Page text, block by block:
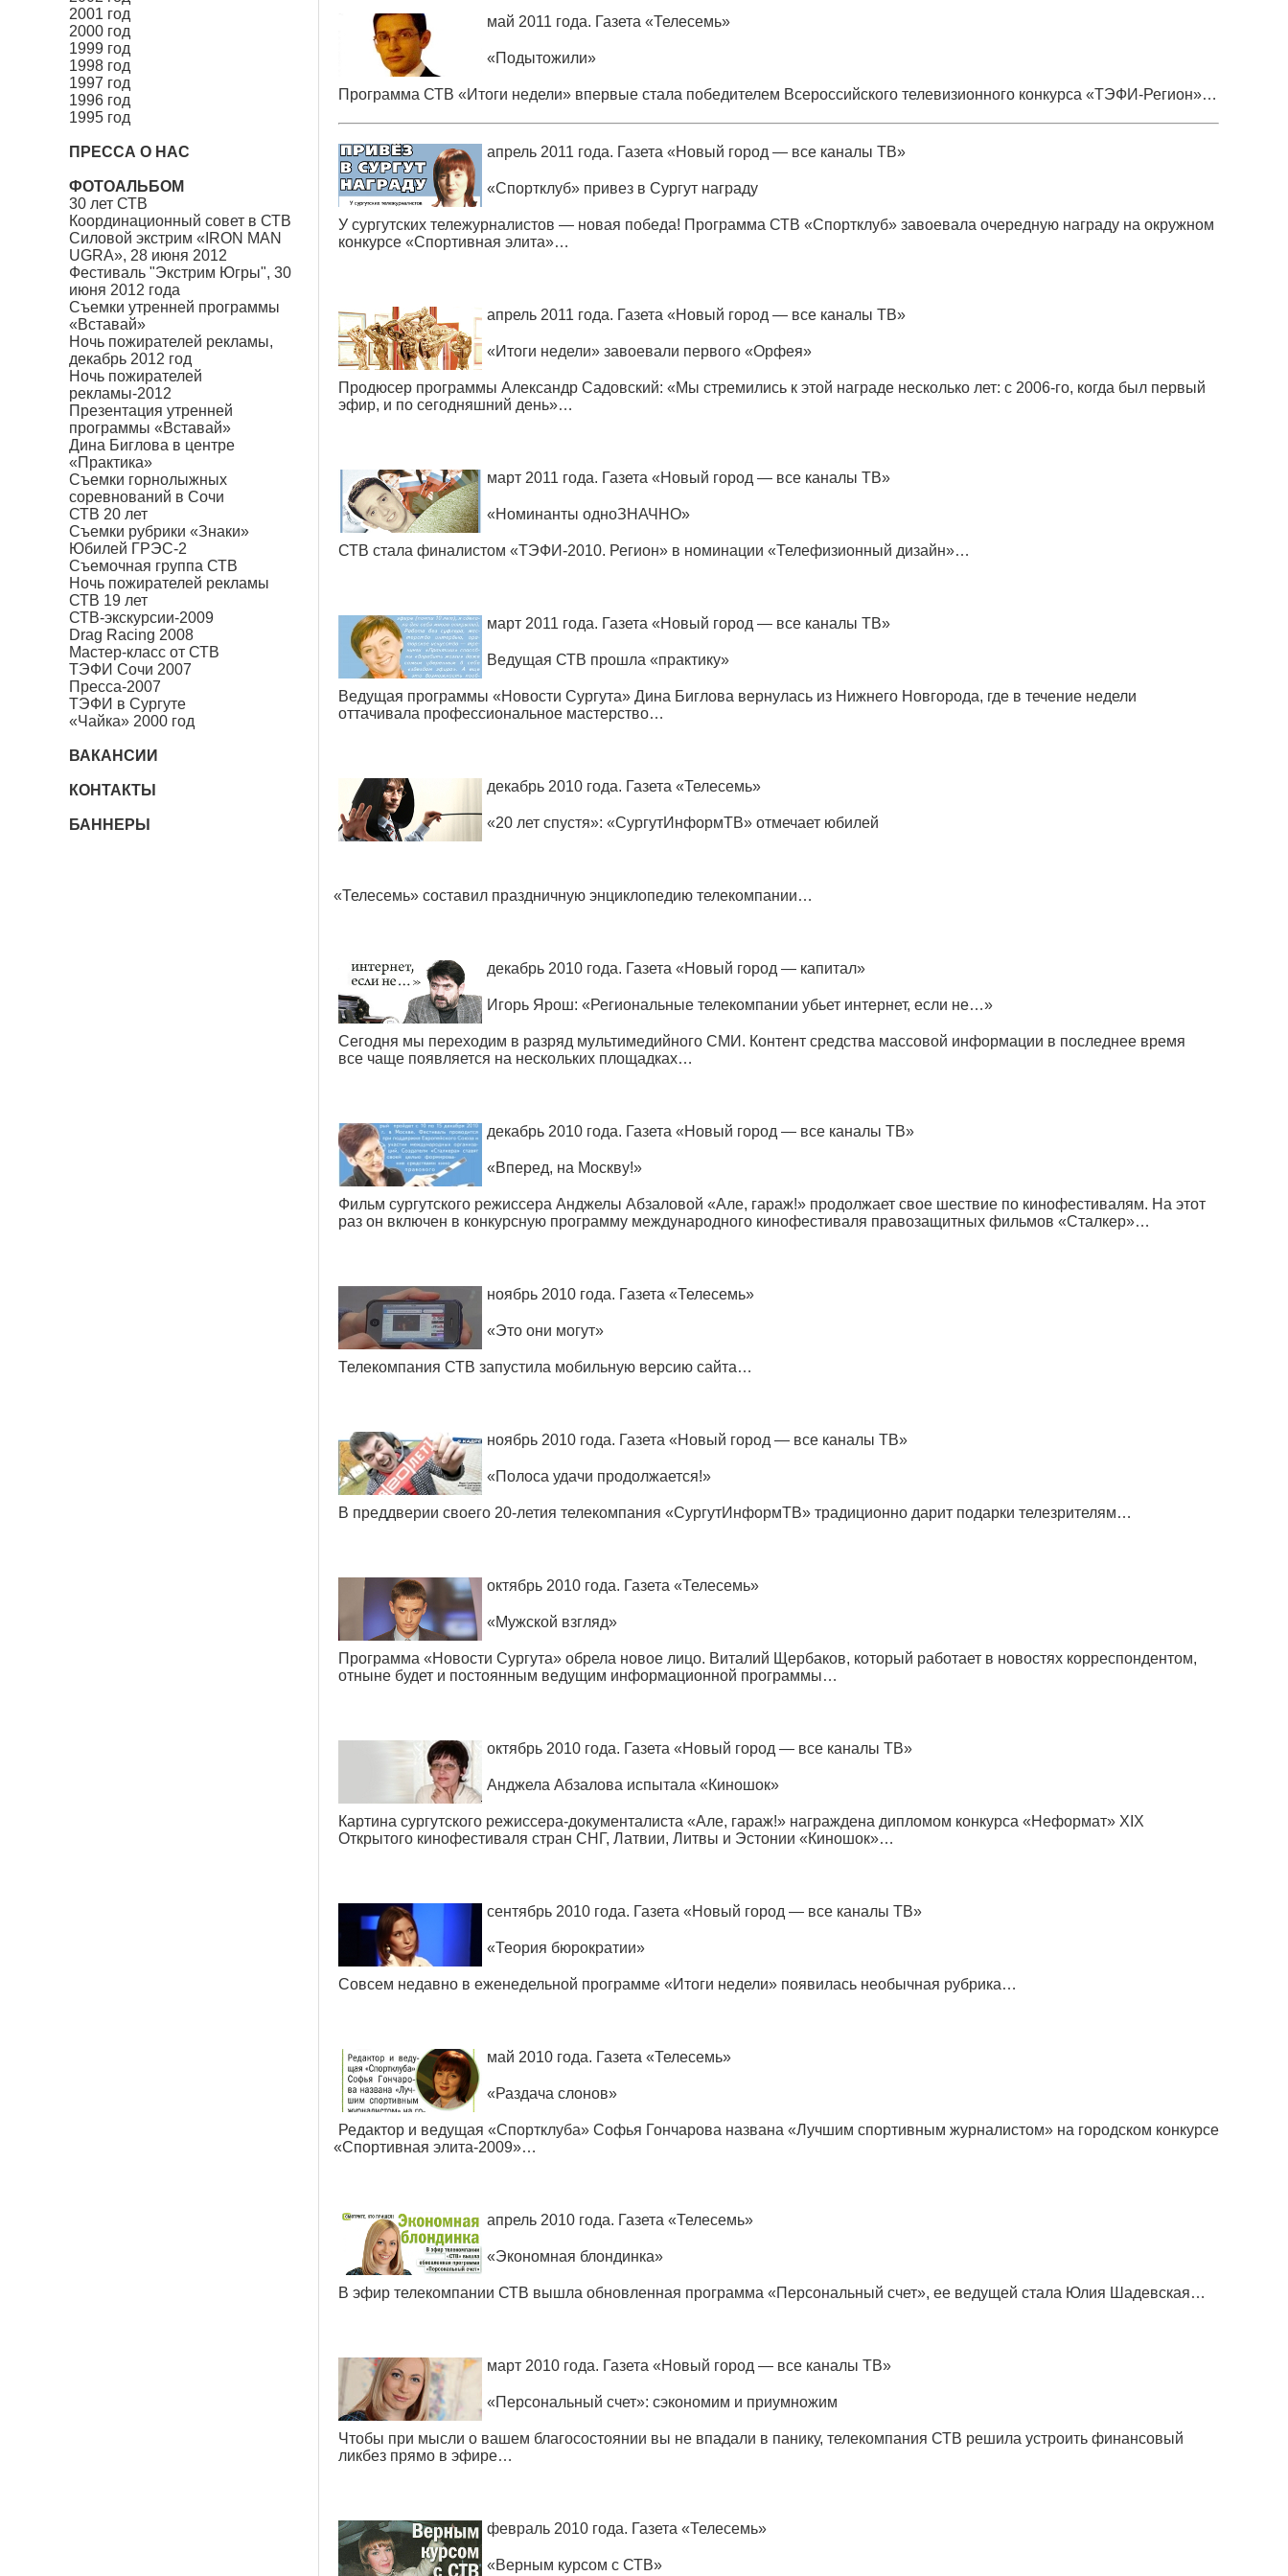
май 2011 года. Газета «Телесемь»
«Подытожили»
Программа СТВ «Итоги недели» впервые стала победителем Всероссийского телевизионного конкурса «ТЭФИ-Регион»…
апрель 2011 года. Газета «Новый город — все каналы ТВ»
«Спортклуб» привез в Сургут награду
У сургутских тележурналистов — новая победа! Программа СТВ «Спортклуб» завоевала очередную награду на окружном
конкурсе «Спортивная элита»…
апрель 2011 года. Газета «Новый город — все каналы ТВ»
«Итоги недели» завоевали первого «Орфея»
Продюсер программы Александр Садовский: «Мы стремились к этой награде несколько лет: с 2006-го, когда был первый
эфир, и по сегодняшний день»…
март 2011 года. Газета «Новый город — все каналы ТВ»
«Номинанты одноЗНАЧНО»
СТВ стала финалистом «ТЭФИ-2010. Регион» в номинации «Телефизионный дизайн»…
март 2011 года. Газета «Новый город — все каналы ТВ»
Ведущая СТВ прошла «практику»
Ведущая программы «Новости Сургута» Дина Биглова вернулась из Нижнего Новгорода, где в течение недели
оттачивала профессиональное мастерство…
декабрь 2010 года. Газета «Телесемь»
«20 лет спустя»: «СургутИнформТВ» отмечает юбилей
«Телесемь» составил праздничную энциклопедию телекомпании…
декабрь 2010 года. Газета «Новый город — капитал»
Игорь Ярош: «Региональные телекомпании убьет интернет, если не…»
Сегодня мы переходим в разряд мультимедийного СМИ. Контент средства массовой информации в последнее время
все чаще появляется на нескольких площадках…
декабрь 2010 года. Газета «Новый город — все каналы ТВ»
«Вперед, на Москву!»
Фильм сургутского режиссера Анджелы Абзаловой «Але, гараж!» продолжает свое шествие по кинофестивалям. На этот
раз он включен в конкурсную программу международного кинофестиваля правозащитных фильмов «Сталкер»…
ноябрь 2010 года. Газета «Телесемь»
«Это они могут»
Телекомпания СТВ запустила мобильную версию сайта…
ноябрь 2010 года. Газета «Новый город — все каналы ТВ»
«Полоса удачи продолжается!»
В преддверии своего 20-летия телекомпания «СургутИнформТВ» традиционно дарит подарки телезрителям…
октябрь 2010 года. Газета «Телесемь»
«Мужской взгляд»
Программа «Новости Сургута» обрела новое лицо. Виталий Щербаков, который работает в новостях корреспондентом,
отныне будет и постоянным ведущим информационной программы…
октябрь 2010 года. Газета «Новый город — все каналы ТВ»
Анджела Абзалова испытала «Киношок»
Картина сургутского режиссера-документалиста «Але, гараж!» награждена дипломом конкурса «Неформат» XIX
Открытого кинофестиваля стран СНГ, Латвии, Литвы и Эстонии «Киношок»…
сентябрь 2010 года. Газета «Новый город — все каналы ТВ»
«Теория бюрократии»
Совсем недавно в еженедельной программе «Итоги недели» появилась необычная рубрика…
май 2010 года. Газета «Телесемь»
«Раздача слонов»
Редактор и ведущая «Спортклуба» Софья Гончарова названа «Лучшим спортивным журналистом» на городском конкурсе
«Спортивная элита-2009»…
апрель 2010 года. Газета «Телесемь»
«Экономная блондинка»
В эфир телекомпании СТВ вышла обновленная программа «Персональный счет», ее ведущей стала Юлия Шадевская…
март 2010 года. Газета «Новый город — все каналы ТВ»
«Персональный счет»: сэкономим и приумножим
Чтобы при мысли о вашем благосостоянии вы не впадали в панику, телекомпания СТВ решила устроить финансовый
ликбез прямо в эфире…
февраль 2010 года. Газета «Телесемь»
«Верным курсом с СТВ»
2001 год
2000 год
1999 год
1998 год
1997 год
1996 год
1995 год
ПРЕССА О НАС
ФОТОАЛЬБОМ
30 лет СТВ
Координационный совет в СТВ
Силовой экстрим «IRON MAN
UGRA», 28 июня 2012
Фестиваль "Экстрим Югры", 30
июня 2012 года
Съемки утренней программы
«Вставай»
Ночь пожирателей рекламы,
декабрь 2012 год
Ночь пожирателей
рекламы-2012
Презентация утренней
программы «Вставай»
Дина Биглова в центре
«Практика»
Съемки горнолыжных
соревнований в Сочи
СТВ 20 лет
Съемки рубрики «Знаки»
Юбилей ГРЭС-2
Съемочная группа СТВ
Ночь пожирателей рекламы
СТВ 19 лет
СТВ-экскурсии-2009
Drag Racing 2008
Мастер-класс от СТВ
ТЭФИ Сочи 2007
Пресса-2007
ТЭФИ в Сургуте
«Чайка» 2000 год
ВАКАНСИИ
КОНТАКТЫ
БАННЕРЫ